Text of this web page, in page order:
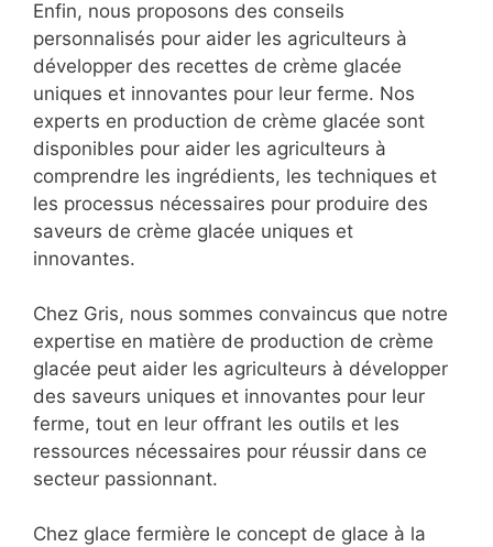
Enfin, nous proposons des conseils
personnalisés pour aider les agriculteurs à
développer des recettes de crème glacée
uniques et innovantes pour leur ferme. Nos
experts en production de crème glacée sont
disponibles pour aider les agriculteurs à
comprendre les ingrédients, les techniques et
les processus nécessaires pour produire des
saveurs de crème glacée uniques et
innovantes.
Chez Gris, nous sommes convaincus que notre
expertise en matière de production de crème
glacée peut aider les agriculteurs à développer
des saveurs uniques et innovantes pour leur
ferme, tout en leur offrant les outils et les
ressources nécessaires pour réussir dans ce
secteur passionnant.
Chez glace fermière le concept de glace à la